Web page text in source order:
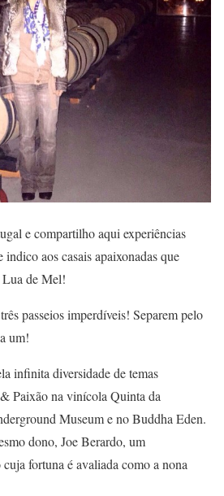
e compartilho aqui experiências
aos casais apaixonadas que
Lua de Mel!
passeios imperdíveis! Separem pelo
um!
infinita diversidade de temas
Paixão na vinícola Quinta da
Museum e no Buddha Eden.
dono, Joe Berardo, um
fortuna é avaliada como a nona